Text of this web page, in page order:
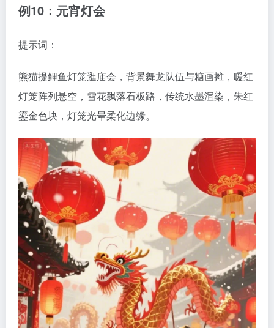
例10：元宵灯会
提示词：
熊猫提鲤鱼灯笼逛庙会，背景舞龙队伍与糖画摊，暖红
灯笼阵列悬空，雪花飘落石板路，传统水墨渲染，朱红
鎏金色块，灯笼光晕柔化边缘。